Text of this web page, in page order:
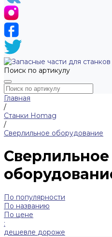
Поиск по артикулу
Главная
/
Станки Homag
/
Сверлильное оборудование
Сверлильное
По популярности
По названию
По цене
:
дешевле дороже